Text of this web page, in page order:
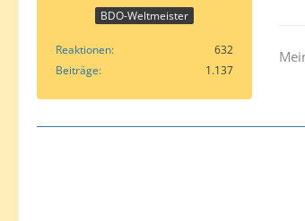
BDO-Weltmeister
Reaktionen
632
Beiträge
1.137